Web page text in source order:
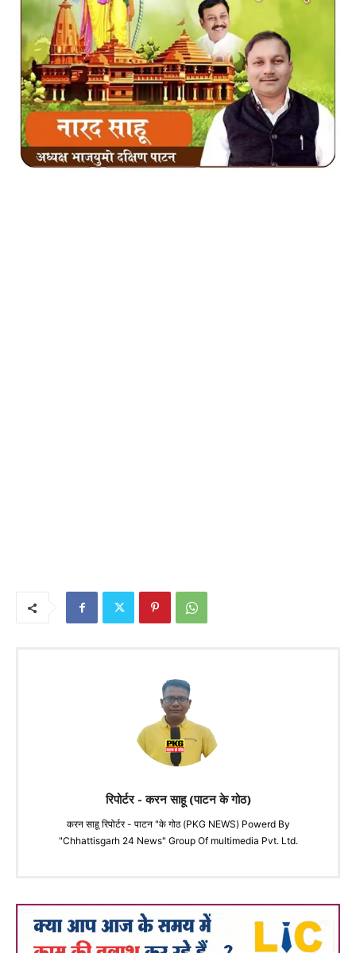
रिपोर्टर - करन साहू (पाटन के गोठ)
करन साहू रिपोर्टर - पाटन "के गोठ (PKG NEWS) Powerd By
"Chhattisgarh 24 News" Group Of multimedia Pvt. Ltd.